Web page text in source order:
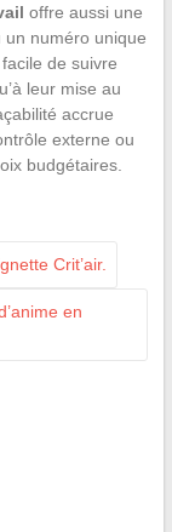
offre aussi une
numéro unique
de suivre
leur mise au
accrue
externe ou
budgétaires.
Crit’air.
en